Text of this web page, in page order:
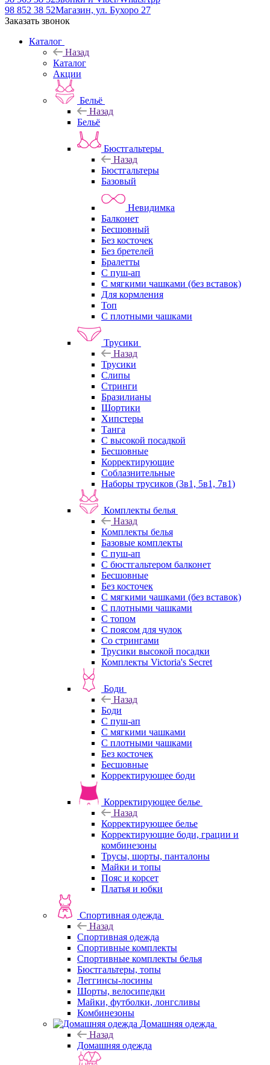
98 852 38 52Магазин, ул. Бухоро 27
Заказать звонок
Каталог
Назад
Каталог
Акции
Бельё
Назад
Бельё
Бюстгальтеры
Назад
Бюстгальтеры
Базовый
Невидимка
Балконет
Бесшовный
Без косточек
Без бретелей
Бралетты
С пуш-ап
С мягкими чашками (без вставок)
Для кормления
Топ
С плотными чашками
Трусики
Назад
Трусики
Слипы
Стринги
Бразилианы
Шортики
Хипстеры
Танга
С высокой посадкой
Бесшовные
Корректирующие
Соблазнительные
Наборы трусиков (3в1, 5в1, 7в1)
Комплекты белья
Назад
Комплекты белья
Базовые комплекты
С пуш-ап
С бюстгальтером балконет
Бесшовные
Без косточек
С мягкими чашками (без вставок)
С плотными чашками
С топом
С поясом для чулок
Со стрингами
Трусики высокой посадки
Комплекты Victoria's Secret
Боди
Назад
Боди
С пуш-ап
С мягкими чашками
С плотными чашками
Без косточек
Бесшовные
Корректирующее боди
Корректирующее белье
Назад
Корректирующее белье
Корректирующие боди, грации и
комбинезоны
Трусы, шорты, панталоны
Майки и топы
Пояс и корсет
Платья и юбки
Спортивная одежда
Назад
Спортивная одежда
Спортивные комплекты
Спортивные комплекты белья
Бюстгальтеры, топы
Леггинсы-лосины
Шорты, велосипедки
Майки, футболки, лонгсливы
Комбинезоны
Домашняя одежда
Назад
Домашняя одежда